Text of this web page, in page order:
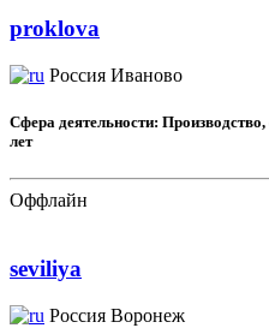
proklova
Россия Иваново
Сфера деятельности:
лет
Оффлайн
seviliya
Россия Воронеж